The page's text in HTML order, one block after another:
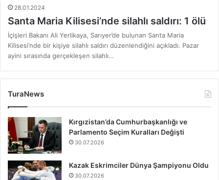
28.01.2024
Santa Maria Kilisesi’nde silahlı saldırı: 1 ölü
İçişleri Bakanı Ali Yerlikaya, Sarıyer’de bulunan Santa Maria
Kilisesi’nde bir kişiye silahlı saldırı düzenlendiğini açıkladı. Pazar
ayini sırasında gerçekleşen silahlı…
TuraNews
Kırgızistan’da Cumhurbaşkanlığı ve
Parlamento Seçim Kuralları Değişti
30.07.2026
Kazak Eskrimciler Dünya Şampiyonu Oldu
30.07.2026